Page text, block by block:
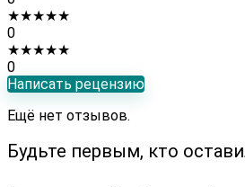
★★★★★
0
★★★★★
0
Написать рецензию
Ещё нет отзывов.
Будьте первым, кто